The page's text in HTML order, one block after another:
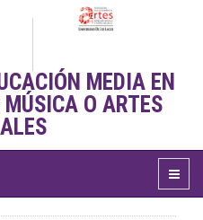
MEDIA EN
O ARTES